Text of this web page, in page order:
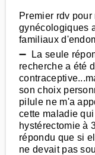
Premier rdv
gynécologiques
familiaux
➖ La seule
recherche a été
son choix
pilule ne m'a
cette maladie
hystérectomie à
répondu que si
ne devait pas